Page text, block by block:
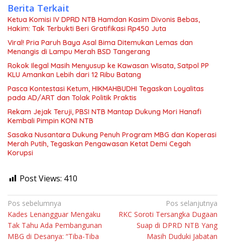
Berita Terkait
Ketua Komisi IV DPRD NTB Hamdan Kasim Divonis Bebas,
Hakim: Tak Terbukti Beri Gratifikasi Rp450 Juta
Viral! Pria Paruh Baya Asal Bima Ditemukan Lemas dan
Menangis di Lampu Merah BSD Tangerang
Rokok Ilegal Masih Menyusup ke Kawasan Wisata, Satpol PP
KLU Amankan Lebih dari 12 Ribu Batang
Pasca Kontestasi Ketum, HIKMAHBUDHI Tegaskan Loyalitas
pada AD/ART dan Tolak Politik Praktis
Rekam Jejak Teruji, PBSI NTB Mantap Dukung Mori Hanafi
Kembali Pimpin KONI NTB
Sasaka Nusantara Dukung Penuh Program MBG dan Koperasi
Merah Putih, Tegaskan Pengawasan Ketat Demi Cegah
Korupsi
Post Views: 410
Navigasi
pos
Pos sebelumnya
Kades Lenangguar Mengaku
Tak Tahu Ada Pembangunan
MBG di Desanya: “Tiba-Tiba
Pos selanjutnya
RKC Soroti Tersangka Dugaan
Suap di DPRD NTB Yang
Masih Duduki Jabatan